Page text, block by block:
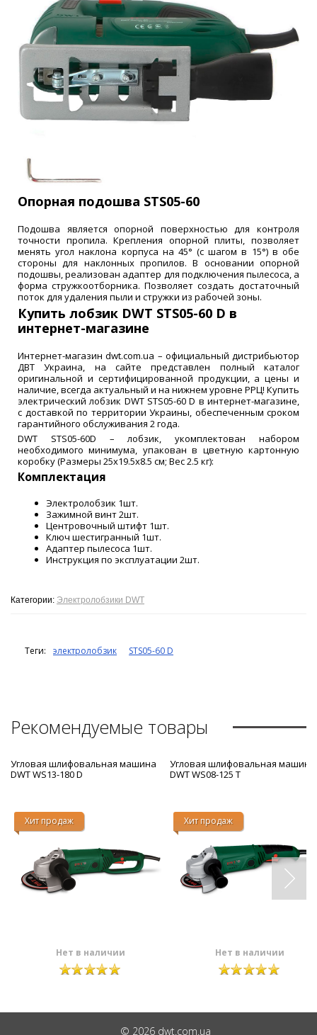
Опорная подошва STS05-60
Подошва является опорной поверхностью для контроля
точности пропила. Крепления опорной плиты, позволяет
менять угол наклона корпуса на 45° (с шагом в 15°) в обе
стороны для наклонных пропилов. В основании опорной
подошвы, реализован адаптер для подключения пылесоса, а
форма стружкоотборника. Позволяет создать достаточный
поток для удаления пыли и стружки из рабочей зоны.
Купить лобзик DWT STS05-60 D в
интернет-магазине
Интернет-магазин dwt.com.ua – официальный дистрибьютор
ДВТ Украина, на сайте представлен полный каталог
оригинальной и сертифицированной продукции, а цены и
наличие, всегда актуальный и на нижнем уровне РРЦ! Купить
электрический лобзик DWT STS05-60 D в интернет-магазине,
с доставкой по территории Украины, обеспеченным сроком
гарантийного обслуживания 2 года.
DWT STS05-60D – лобзик, укомплектован набором
необходимого минимума, упакован в цветную картонную
коробку (Размеры 25х19.5х8.5 см; Вес 2.5 кг):
Комплектация
Электролобзик 1шт.
Зажимной винт 2шт.
Центровочный штифт 1шт.
Ключ шестигранный 1шт.
Адаптер пылесоса 1шт.
Инструкция по эксплуатации 2шт.
Категории: Электролобзики DWT
Теги: электролобзик STS05-60 D
Рекомендуемые товары
Угловая шлифовальная машина
DWT WS13-180 D
Хит продаж
Нет в наличии
Угловая шлифовальная машина
DWT WS08-125 T
Хит продаж
Нет в наличии
© 2026 dwt.com.ua